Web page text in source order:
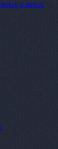
и иных